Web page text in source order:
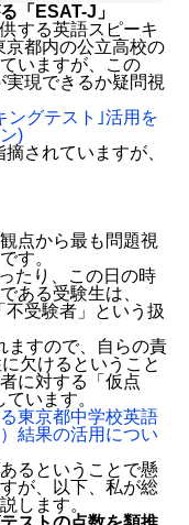
「ESAT-J」
する英語スピーキ
京都内の公立高校の
いますが、この
現できるか疑問視
ングテスト｣活用を
)
されていますが、
点から最も問題視
す。
たり、この日の時
ある受験生は、
受験者」という扱
ますので、自らの責
欠けるということ
に対する「仮点
います。
東京都中学校英語
結果の活用につい
るということで懸
が、以下、私が総
します。